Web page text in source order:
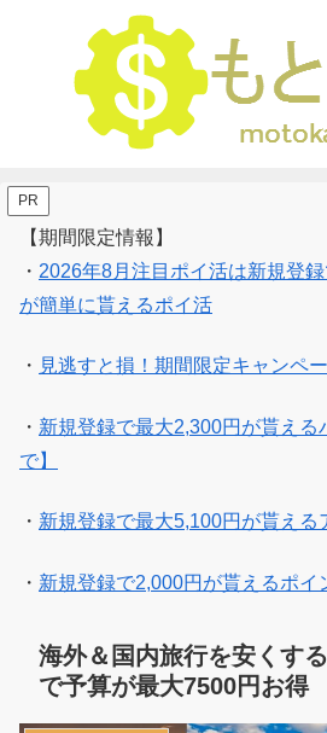
PR
【期間限定情報】
・ 2026年8月注目ポイ活は新規登
が簡単に貰えるポイ活
・ 見逃すと損！期間限定キャンペ
・ 新規登録で最大2,300円が貰える
で】
・ 新規登録で最大5,100円が貰える
・ 新規登録で2,000円が貰えるポイ
海外＆国内旅行を安くす
で予算が最大7500円お得